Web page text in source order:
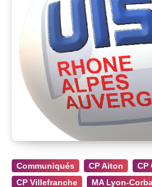
Communiqués CP Aiton CP
CP Villefranche
MA Lyon-